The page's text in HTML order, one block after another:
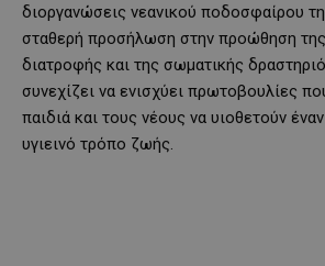
διοργανώσεις νεανικού ποδοσφαίρου
σταθερή προσήλωση στην προώθηση
διατροφής και της σωματικής
συνεχίζει να ενισχύει πρωτοβουλίες
παιδιά και τους νέους να υιοθετούν
υγιεινό τρόπο ζωής.